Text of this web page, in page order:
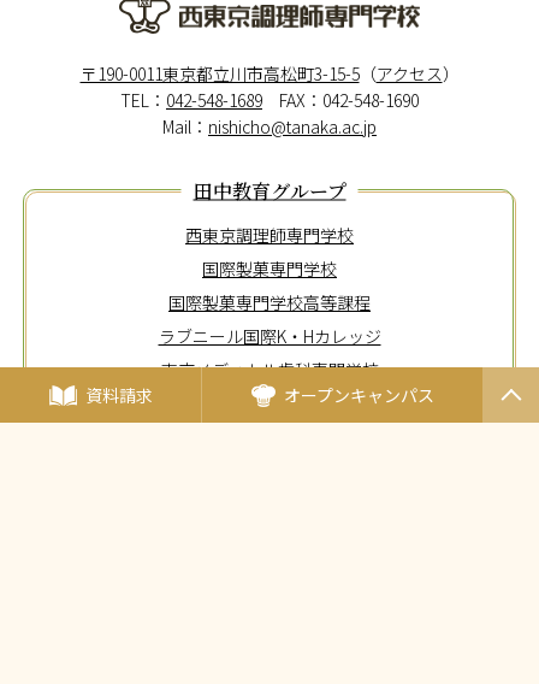
〒190-0011東京都立川市高松町3-15-5（アクセス）
TEL： 042-548-1689 FAX：042-548-1690
Mail： nishicho@tanaka.ac.jp
田中教育グループ
西東京調理師専門学校
国際製菓専門学校
国際製菓専門学校高等課程
ラブニール国際K・Hカレッジ
東京メディカル歯科専門学校
資料請求
オープンキャンパス